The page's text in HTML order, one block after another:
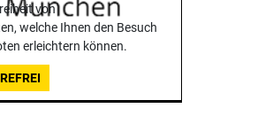
von
welche Ihnen den Besuch
erleichtern können.